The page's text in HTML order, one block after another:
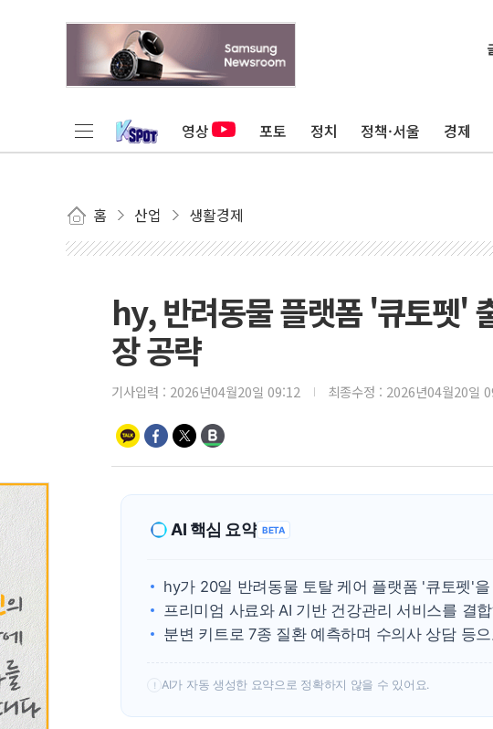
영상 포토 정치 정책·서울 경제
홈 산업 생활경제
hy, 반려동물 플랫폼 '큐토펫'
장 공략
기사입력 : 2026년04월20일 09:12 최종수정 : 2026년04월20일
AI 핵심 요약 BETA
hy가 20일 반려동물 토탈 케어 플랫폼 '큐토펫'
프리미엄 사료와 AI 기반 건강관리 서비스를 결
분변 키트로 7종 질환 예측하며 수의사 상담 등
! AI가 자동 생성한 요약으로 정확하지 않을 수 있어요.